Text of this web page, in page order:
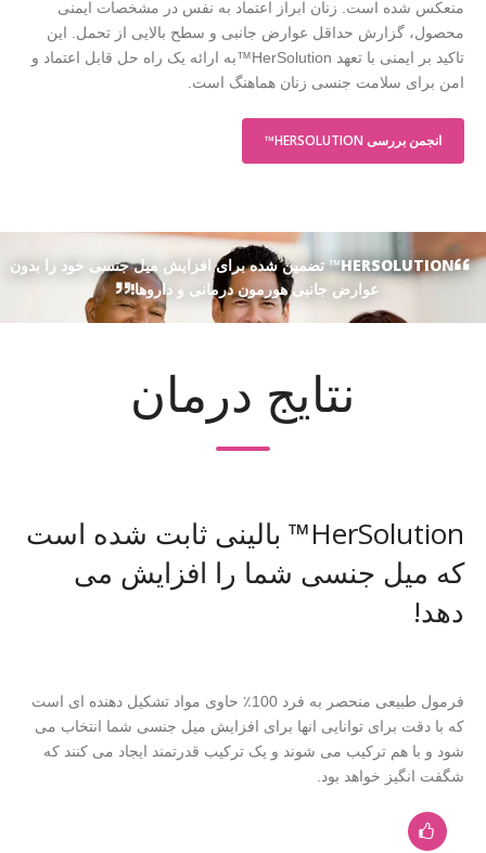
منعکس شده است. زنان ابراز اعتماد به نفس در مشخصات ایمنی
محصول، گزارش حداقل عوارض جانبی و سطح بالایی از تحمل. این
تاکید بر ایمنی با تعهد HerSolution™به ارائه یک راه حل قابل اعتماد و
امن برای سلامت جنسی زنان هماهنگ است.
انجمن بررسی HERSOLUTION™
HERSOLUTION™ تضمین شده برای افزایش میل جنسی خود را بدون
عوارض جانبی هورمون درمانی و داروها!
نتایج درمان
HerSolution™ بالینی ثابت شده است
که میل جنسی شما را افزایش می
دهد!
فرمول طبیعی منحصر به فرد 100٪ حاوی مواد تشکیل دهنده ای است
که با دقت برای توانایی انها برای افزایش میل جنسی شما انتخاب می
شود و با هم ترکیب می شوند و یک ترکیب قدرتمند ایجاد می کنند که
شگفت انگیز خواهد بود.